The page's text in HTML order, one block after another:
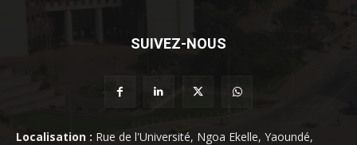
SUIVEZ-NOUS
Localisation : Rue de l'Université, Ngoa Ekelle, Yaoundé,